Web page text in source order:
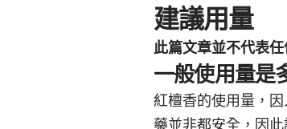
建議用量
此篇文章並不代表
一般使用量是
紅檀香的使用量，
藥並非都安全，因